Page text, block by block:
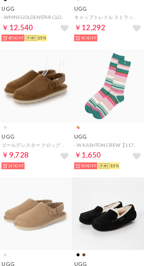
UGG
￥12,540
40%OFF 15%
UGG
￥12,292
41%OFF
UGG
￥9,728
26%OFF
UGG
- W KASHTON CREW【1175254-CRBPP】 （curb appeal stripe）
￥1,650
50%OFF 15%
UGG UGG